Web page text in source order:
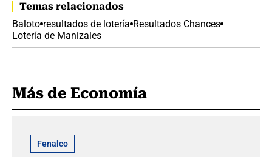
Temas relacionados
Baloto resultados de lotería Resultados Chances
Lotería de Manizales
Más de Economía
Fenalco